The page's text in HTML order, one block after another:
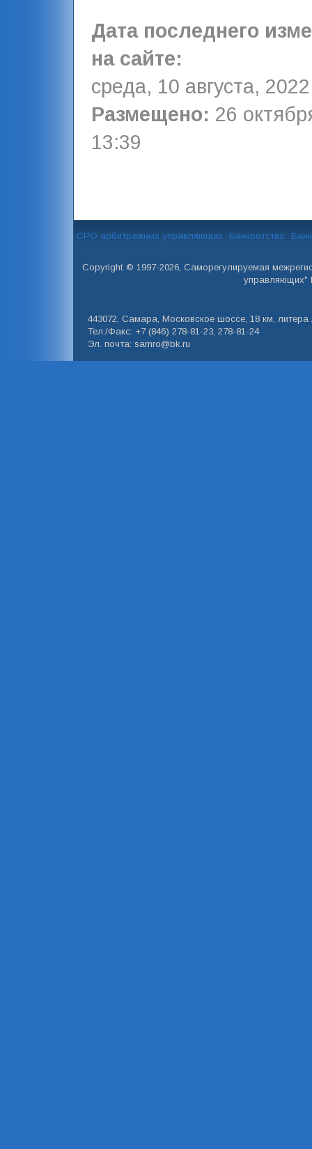
Дата последнего
на сайте:
среда, 10 августа,
Размещено: 26
13:39
СРО арбитражных управляющих Банкротство
Copyright © 1997-2026, Саморегулируемая
управляющих"
443072, Самара, Московское шоссе, 18 км, литера
Тел./Факс: +7 (846) 278-81-23, 278-81-24
Эл. почта: samro@bk.ru